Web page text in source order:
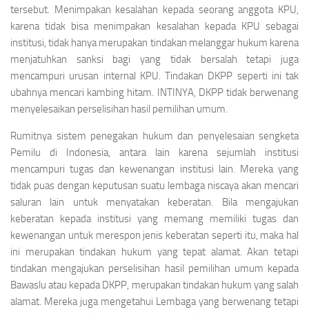
tersebut. Menimpakan kesalahan kepada seorang anggota KPU,
karena tidak bisa menimpakan kesalahan kepada KPU sebagai
institusi, tidak hanya merupakan tindakan melanggar hukum karena
menjatuhkan sanksi bagi yang tidak bersalah tetapi juga
mencampuri urusan internal KPU. Tindakan DKPP seperti ini tak
ubahnya mencari kambing hitam. INTINYA, DKPP tidak berwenang
menyelesaikan perselisihan hasil pemilihan umum.
Rumitnya sistem penegakan hukum dan penyelesaian sengketa
Pemilu di Indonesia, antara lain karena sejumlah institusi
mencampuri tugas dan kewenangan institusi lain. Mereka yang
tidak puas dengan keputusan suatu lembaga niscaya akan mencari
saluran lain untuk menyatakan keberatan. Bila mengajukan
keberatan kepada institusi yang memang memiliki tugas dan
kewenangan untuk merespon jenis keberatan seperti itu, maka hal
ini merupakan tindakan hukum yang tepat alamat. Akan tetapi
tindakan mengajukan perselisihan hasil pemilihan umum kepada
Bawaslu atau kepada DKPP, merupakan tindakan hukum yang salah
alamat. Mereka juga mengetahui Lembaga yang berwenang tetapi